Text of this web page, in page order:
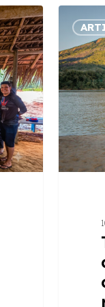
criativos:
quando
cultura,
turismo
e
rede
viram